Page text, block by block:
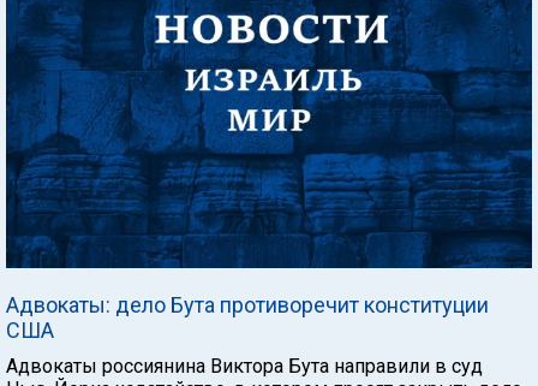
Адвокаты: дело Бута противоречит конституции
США
Адвокаты россиянина Виктора Бута направили в суд